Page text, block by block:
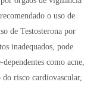
o uso de
de Testosterona por
inadequados, pode
como acne,
do risco cardiovascular,